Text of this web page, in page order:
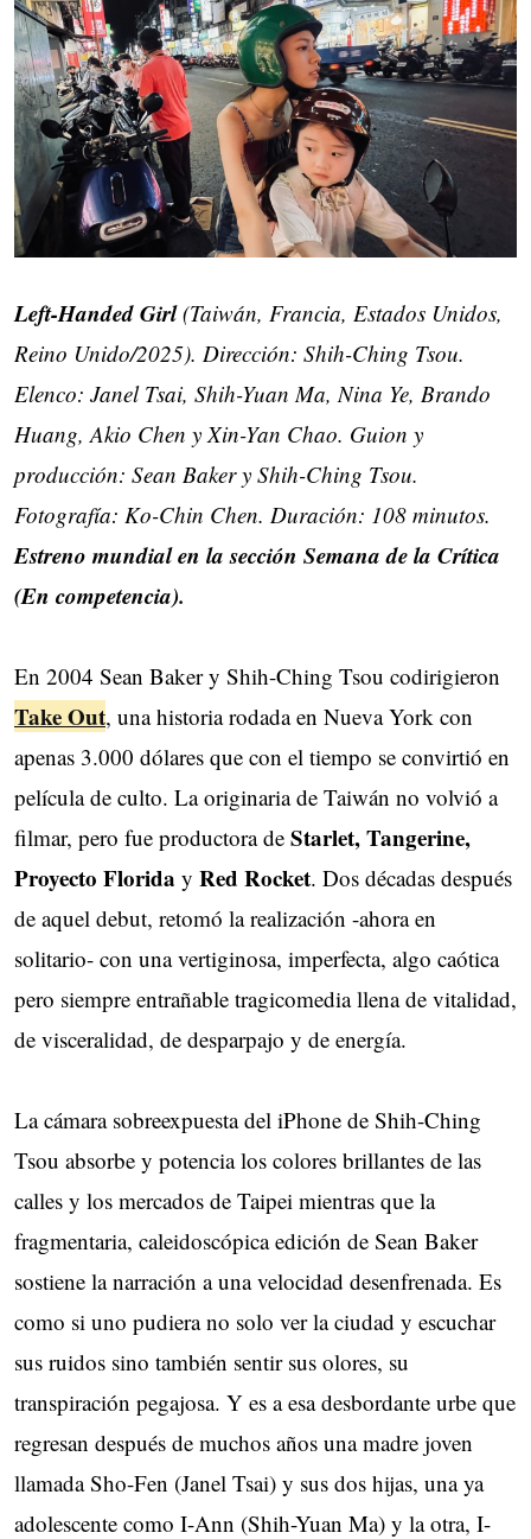
Left-Handed Girl(Taiwán, Francia, Estados Unidos,
Reino Unido/2025). Dirección: Shih-Ching Tsou.
Elenco: Janel Tsai, Shih-Yuan Ma, Nina Ye, Brando
Huang, Akio Chen y Xin-Yan Chao. Guion y
producción: Sean Baker y Shih-Ching Tsou.
Fotografía: Ko-Chin Chen. Duración: 108 minutos.
Estreno mundial en la sección Semana de la Crítica
(En competencia).
En 2004 Sean Baker y Shih-Ching Tsou codirigieron
Take Out, una historia rodada en Nueva York con
apenas 3.000 dólares que con el tiempo se convirtió en
película de culto. La originaria de Taiwán no volvió a
filmar, pero fue productora de Starlet, Tangerine,
Proyecto Florida y Red Rocket. Dos décadas después
de aquel debut, retomó la realización -ahora en
solitario- con una vertiginosa, imperfecta, algo caótica
pero siempre entrañable tragicomedia llena de vitalidad,
de visceralidad, de desparpajo y de energía.
La cámara sobreexpuesta del iPhone de Shih-Ching
Tsou absorbe y potencia los colores brillantes de las
calles y los mercados de Taipei mientras que la
fragmentaria, caleidoscópica edición de Sean Baker
sostiene la narración a una velocidad desenfrenada. Es
como si uno pudiera no solo ver la ciudad y escuchar
sus ruidos sino también sentir sus olores, su
transpiración pegajosa. Y es a esa desbordante urbe que
regresan después de muchos años una madre joven
llamada Sho-Fen (Janel Tsai) y sus dos hijas, una ya
adolescente como I-Ann (Shih-Yuan Ma) y la otra, I-